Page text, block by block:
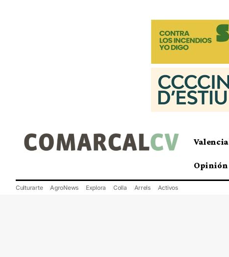
Valencia
Opinión
Culturarte AgroNews Explora Colla Arrels Activos